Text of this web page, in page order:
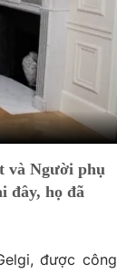
và Người phụ
đây, họ đã
được công